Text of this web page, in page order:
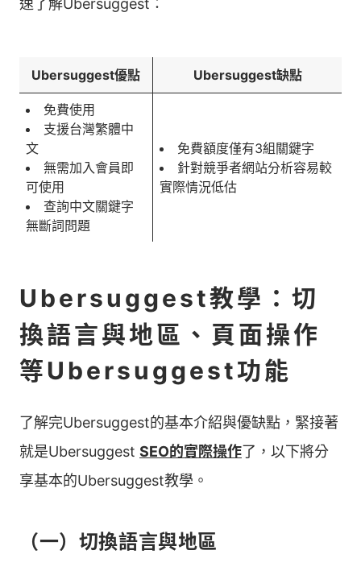
速了解Ubersuggest：
Ubersuggest優點 Ubersuggest缺點
免費使用
支援台灣繁體中
文
無需加入會員即
可使用
查詢中文關鍵字
無斷詞問題
免費額度僅有3組關鍵字
針對競爭者網站分析容易較
實際情況低估
Ubersuggest教學：切
換語言與地區、頁面操作
等Ubersuggest功能
了解完Ubersuggest的基本介紹與優缺點，緊接著
就是Ubersuggest SEO的實際操作了，以下將分
享基本的Ubersuggest教學。
（一）切換語言與地區